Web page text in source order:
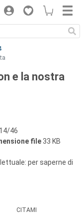
e la nostra
46
file 33 KB
per saperne di
CITAMI